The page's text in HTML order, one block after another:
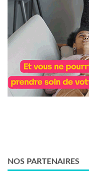
NOS PARTENAIRES